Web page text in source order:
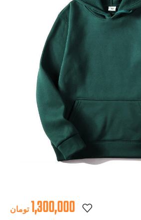
1,300,000 تومان